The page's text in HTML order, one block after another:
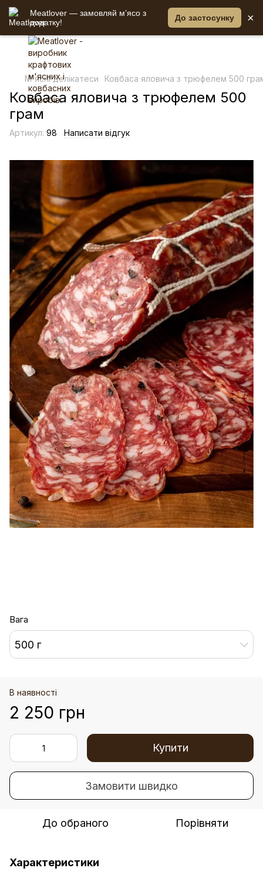
Meatlover — замовляй мʼясо з
додатку!
До застосунку ×
М'ясні делікатеси Ковбаса яловича з трюфелем 500
Ковбаса яловича з трюфелем 500
грам
Артикул: 98 Написати відгук
Вага
500 г
В наявності
2 250 грн
Купити
Замовити швидко
До обраного Порівняти
Характеристики